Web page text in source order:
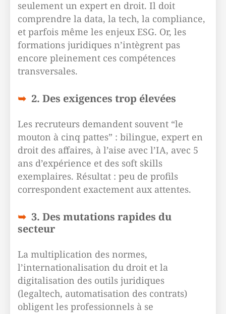
seulement un expert en droit. Il doit
comprendre la data, la tech, la compliance,
et parfois même les enjeux ESG. Or, les
formations juridiques n’intègrent pas
encore pleinement ces compétences
transversales.
2. Des exigences trop élevées
Les recruteurs demandent souvent “le
mouton à cinq pattes” : bilingue, expert en
droit des affaires, à l’aise avec l’IA, avec 5
ans d’expérience et des soft skills
exemplaires. Résultat : peu de profils
correspondent exactement aux attentes.
3. Des mutations rapides du
secteur
La multiplication des normes,
l’internationalisation du droit et la
digitalisation des outils juridiques
(legaltech, automatisation des contrats)
obligent les professionnels à se